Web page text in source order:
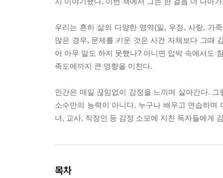
우리는 흔히 삶의 다양한 영역(일, 우정, 사랑, 가
많은 경우, 문제를 키운 것은 사건 자체보다 그때
어 아무 말도 하지 못했나? 아니면 압박 속에서도
족도에까지 큰 영향을 미친다.
인간은 매일 끊임없이 감정을 느끼며 살아간다.
소수만의 능력이 아니다. 누구나 배우고 연습하
녀, 교사, 직장인 등 감정 소모에 지친 독자들에게
목차